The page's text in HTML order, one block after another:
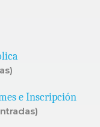
e Inscripción